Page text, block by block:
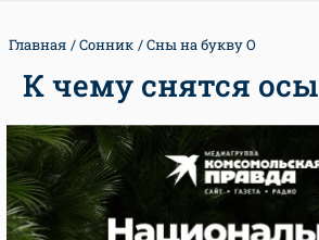
Главная Сонник Сны на букву О
К чему снятся осы